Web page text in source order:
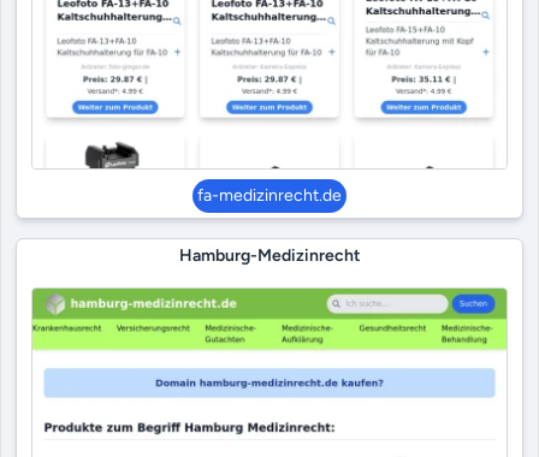
fa-medizinrecht.de
Hamburg-Medizinrecht